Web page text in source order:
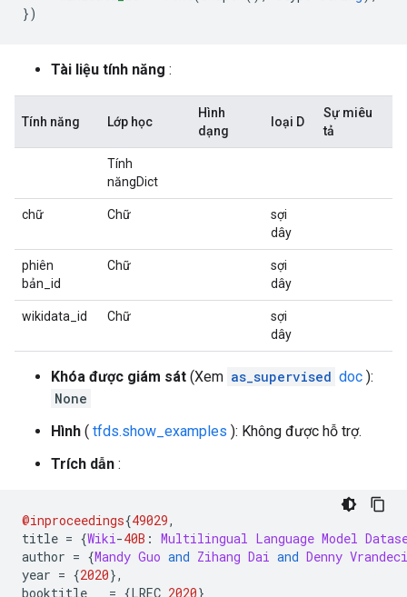
})
Tài liệu tính năng :
Tính năng Lớp học
Hình
dạng
loại D
Sự miêu
tả
Tính
năngDict
chữ Chữ
sợi
dây
phiên
bản_id
Chữ
sợi
dây
wikidata_id Chữ
sợi
dây
Khóa được giám sát (Xem as_supervised doc ):
None
Hình ( tfds.show_examples ): Không được hỗ trợ.
Trích dẫn :
@inproceedings{49029,
title = {Wiki-40B : Multilingual Language Model
author = {Mandy Guo and Zihang Dai and Denny
year = {2020},
booktitle = {LREC 2020}